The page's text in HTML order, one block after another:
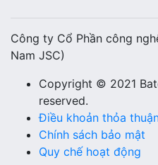
Công ty Cổ Phần công
Nam JSC)
Copyright © 2021
reserved.
Điều khoản thỏa
Chính sách bảo mật
Quy chế hoạt động